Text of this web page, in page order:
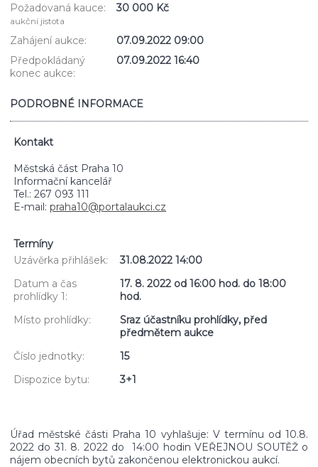
Požadovaná kauce:
aukční jistota
30 000 Kč
Zahájení aukce:
07.09.2022 09:00
Předpokládaný
konec aukce:
07.09.2022 16:40
PODROBNÉ INFORMACE
Kontakt
Městská část Praha 10
Informační kancelář
Tel.: 267 093 111
E-mail: praha10@portalaukci.cz
Termíny
Uzávěrka přihlášek:
31.08.2022 14:00
Datum a čas
prohlídky 1:
17. 8. 2022 od 16:00 hod. do 18:00
hod.
Místo prohlídky:
Sraz účastníku prohlídky, před
předmětem aukce
Číslo jednotky:
15
Dispozice bytu:
3+1
Úřad městské části Praha 10 vyhlašuje: V termínu od 10.8.
2022 do 31. 8. 2022 do 14:00 hodin VEŘEJNOU SOUTĚŽ o
nájem obecních bytů zakončenou elektronickou aukcí.